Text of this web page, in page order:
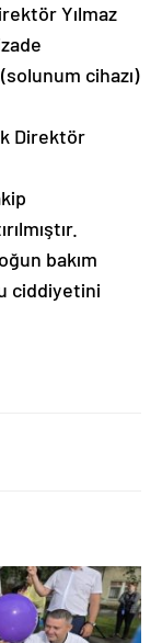
Yılmaz
cihazı)
Direktör
bakım
ciddiyetini